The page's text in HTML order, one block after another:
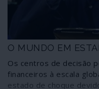
O MUNDO EM
Os centros de decisão
financeiros à escala
estado de choque